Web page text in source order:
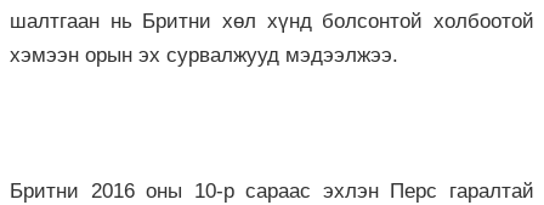
шалтгаан нь Бритни хөл хүнд болсонтой холбоотой
хэмээн орын эх сурвалжууд мэдээлжээ.
Бритни 2016 оны 10-р сараас эхлэн Перс гаралтай